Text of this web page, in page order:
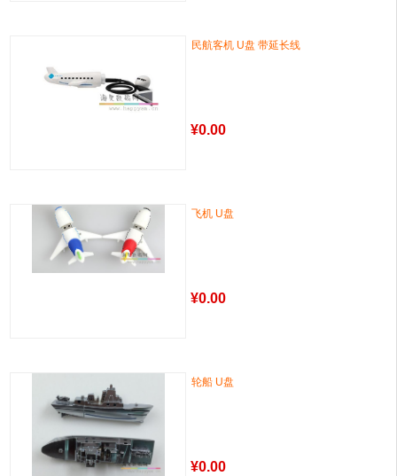
民航客机 U盘 带延长线
¥0.00
飞机 U盘
¥0.00
轮船 U盘
¥0.00